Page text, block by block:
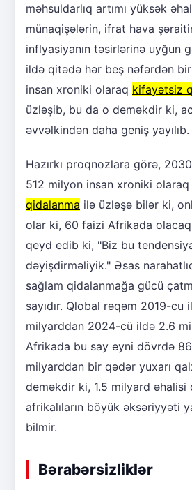
məhsuldarlıq artımı yüksək
münaqişələrin, ifrat hava
inflyasiyanın təsirlərinə uyğun
ildə qitədə hər beş nəfərdən
insan xroniki olaraq kifayətsiz
üzləşib, bu da o deməkdir ki,
əvvəlkindən daha geniş yayılıb.
Hazırkı proqnozlara görə,
512 milyon insan xroniki olaraq
qidalanma ilə üzləşə bilər ki,
olar ki, 60 faizi Afrikada
qeyd edib ki, "Biz bu
dəyişdirməliyik." Əsas
sağlam qidalanmağa gücü
sayıdır. Qlobal rəqəm 2019-cu
milyarddan 2024-cü ildə 2.6
Afrikada bu say eyni dövrdə
milyarddan bir qədər yuxarı
deməkdir ki, 1.5 milyard əhalisi
afrikalıların böyük əksəriyyəti
bilmir.
Bərabərsizliklər